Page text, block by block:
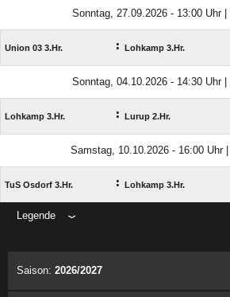
Sonntag, 27.09.2026 - 13:00 Uhr
Union 03 3.Hr. : Lohkamp 3.Hr.
Sonntag, 04.10.2026 - 14:30 Uhr
Lohkamp 3.Hr. : Lurup 2.Hr.
Samstag, 10.10.2026 - 16:00 Uhr
TuS Osdorf 3.Hr. : Lohkamp 3.Hr.
Legende
Saison: 2026/2027